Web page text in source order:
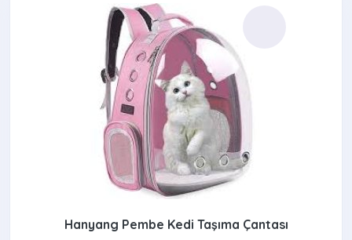
Hanyang Pembe Kedi Taşıma Çantası